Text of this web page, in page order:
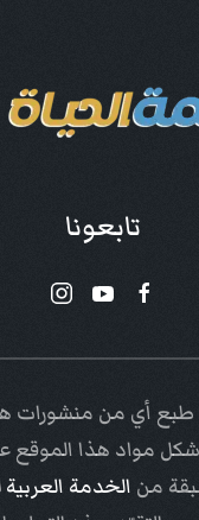
تابعونا
أي من منشورات
شكل مواد هذا الموقع
من الخدمة العربية